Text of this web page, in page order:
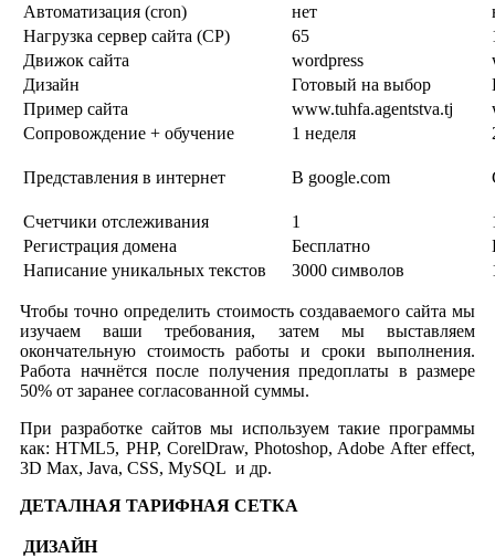
Автоматизация (cron)
нет
Нагрузка сервер сайта (CP)
65
Движок сайта
wordpress
Дизайн
Готовый на выбор
Пример сайта
www.tuhfa.agentstva.tj
Сопровождение + обучение
1 неделя
Представления в интернет В google.com
Счетчики отслеживания 1
Регистрация домена
Бесплатно
Написание уникальных текстов
3000 символов
Чтобы точно определить стоимость создаваемого сайта мы
изучаем ваши требования, затем мы выставляем
окончательную стоимость работы и сроки выполнения.
Работа начнётся после получения предоплаты в размере
50% от заранее согласованной суммы.
При разработке сайтов мы используем такие программы
как: HTML5, PHP, CorelDraw, Photoshop, Adobe After effect,
3D Max, Java, CSS, MySQL и др.
ДЕТАЛНАЯ ТАРИФНАЯ СЕТКА
ДИЗАЙН